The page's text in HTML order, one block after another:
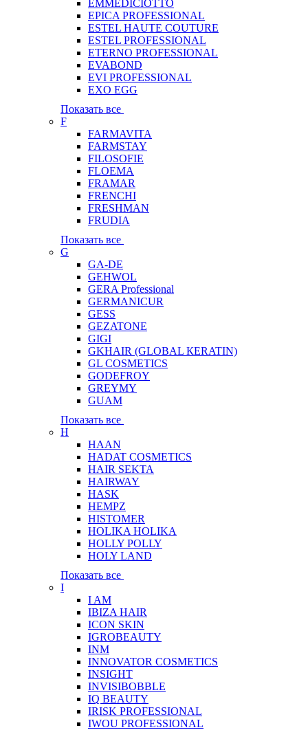
EMMEDICIOTTO
EPICA PROFESSIONAL
ESTEL HAUTE COUTURE
ESTEL PROFESSIONAL
ETERNO PROFESSIONAL
EVABOND
EVI PROFESSIONAL
EXO EGG
Показать все
F
FARMAVITA
FARMSTAY
FILOSOFIE
FLOEMA
FRAMAR
FRENCHI
FRESHMAN
FRUDIA
Показать все
G
GA-DE
GEHWOL
GERA Professional
GERMANICUR
GESS
GEZATONE
GIGI
GKHAIR (GLOBAL КЕRATIN)
GL COSMETICS
GODEFROY
GREYMY
GUAM
Показать все
H
HAAN
HADAT COSMETICS
HAIR SEKTA
HAIRWAY
HASK
HEMPZ
HISTOMER
HOLIKA HOLIKA
HOLLY POLLY
HOLY LAND
Показать все
I
I AM
IBIZA HAIR
ICON SKIN
IGROBEAUTY
INM
INNOVATOR COSMETICS
INSIGHT
INVISIBOBBLE
IQ BEAUTY
IRISK PROFESSIONAL
IWOU PROFESSIONAL